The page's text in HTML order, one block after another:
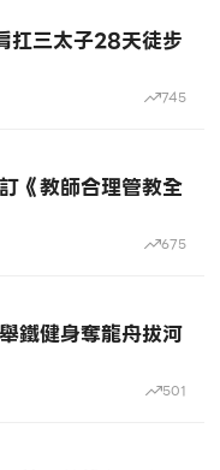
扛三太子28天徒步
745
《教師合理管教全
675
鐵健身奪龍舟拔河
501